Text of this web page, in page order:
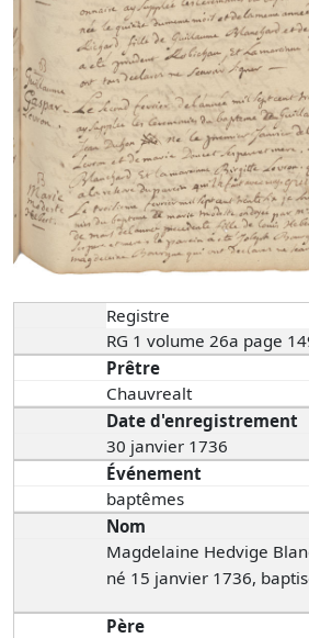
Registre
RG 1 volume 26a page
Prêtre
Chauvrealt
Date d'enregistrement
30 janvier 1736
Événement
baptêmes
Nom
Magdelaine Hedvige
né 15 janvier 1736,
Père